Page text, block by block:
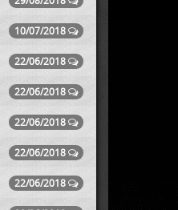
10/07/2018
22/06/2018
22/06/2018
22/06/2018
22/06/2018
22/06/2018